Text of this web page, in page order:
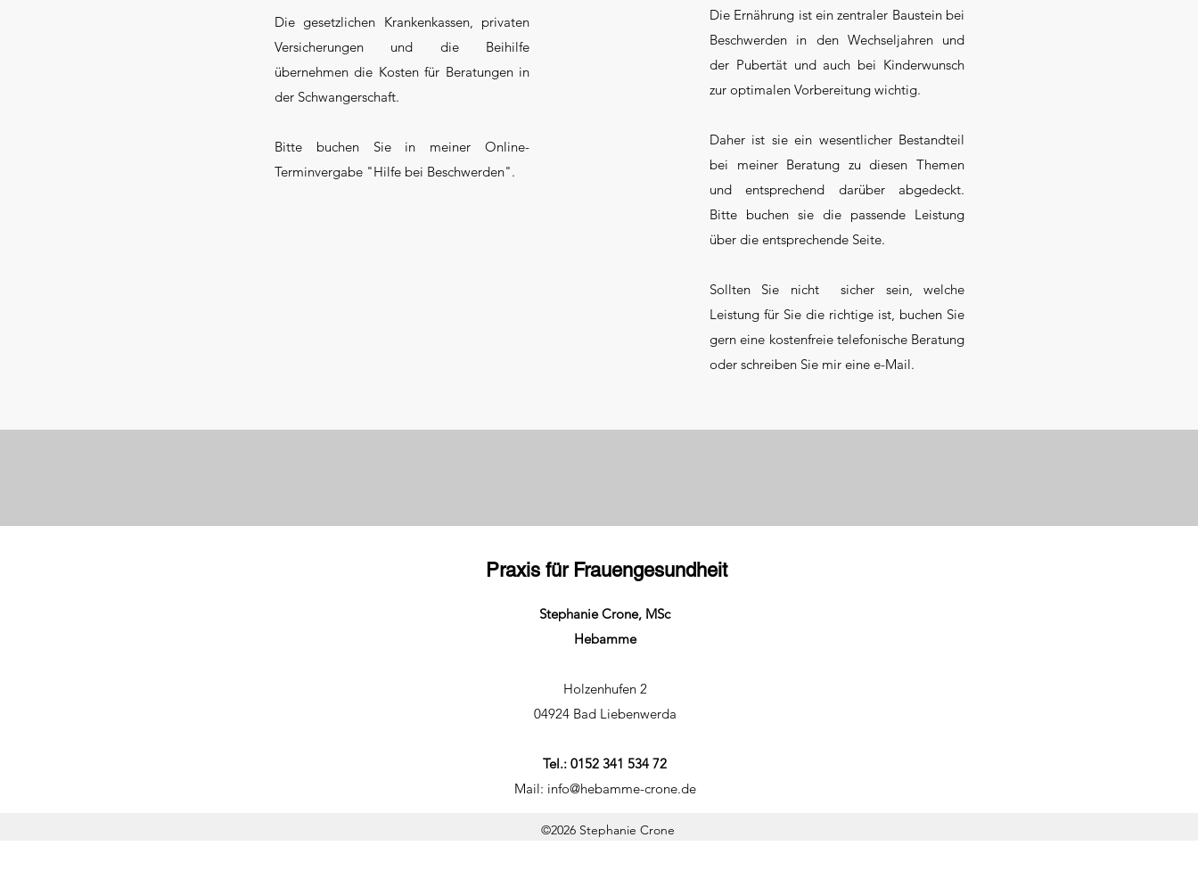
Die gesetzlichen Krankenkassen, privaten
Versicherungen und die Beihilfe
übernehmen die Kosten für Beratungen in
der Schwangerschaft.
Bitte buchen Sie in meiner Online-
Terminvergabe "Hilfe bei Beschwerden".
Die Ernährung ist ein zentraler Baustein bei
Beschwerden in den Wechseljahren und
der Pubertät und auch bei Kinderwunsch
zur optimalen Vorbereitung wichtig.
Daher ist sie ein wesentlicher Bestandteil
bei meiner Beratung zu diesen Themen
und entsprechend darüber abgedeckt.
Bitte buchen sie die passende Leistung
über die entsprechende Seite.
Sollten Sie nicht sicher sein, welche
Leistung für Sie die richtige ist, buchen Sie
gern eine kostenfreie telefonische Beratung
oder schreiben Sie mir eine e-Mail.
Praxis für Frauengesundheit
Stephanie Crone, MSc
Hebamme
Holzenhufen 2
04924 Bad Liebenwerda
Tel.: 0152 341 534 72
Mail: info@hebamme-crone.de
©2026 Stephanie Crone